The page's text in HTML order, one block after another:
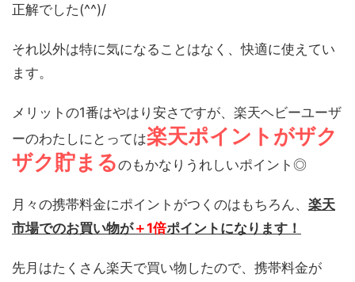
正解でした(^^)/
それ以外は特に気になることはなく、快適に使えてい
ます。
メリットの1番はやはり安さですが、楽天ヘビーユーザ
ーのわたしにとっては楽天ポイントがザク
ザク貯まるのもかなりうれしいポイント◎
月々の携帯料金にポイントがつくのはもちろん、 楽天
市場でのお買い物が＋1倍ポイントになります！
先月はたくさん楽天で買い物したので、携帯料金が